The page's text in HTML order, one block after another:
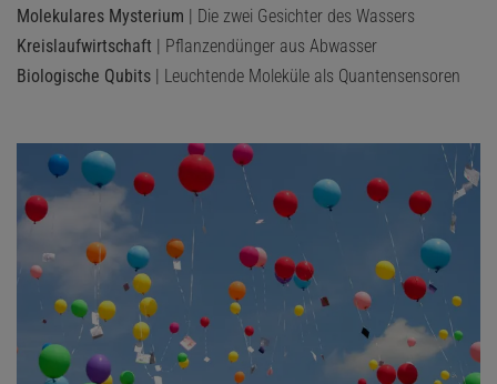
Molekulares Mysterium | Die zwei Gesichter des Wassers
Kreislaufwirtschaft | Pflanzendünger aus Abwasser
Biologische Qubits | Leuchtende Moleküle als Quantensensoren